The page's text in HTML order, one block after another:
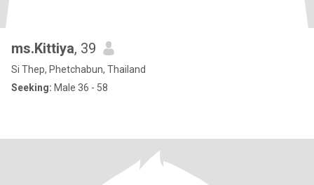
ms.Kittiya, 39
Si Thep, Phetchabun, Thailand
Seeking: Male 36 - 58